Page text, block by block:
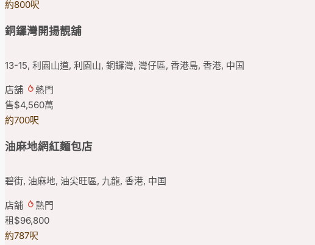
約800呎
銅鑼灣開揚靚舖
13-15, 利園山道, 利園山, 銅鑼灣, 灣仔區, 香港島, 香港, 中国
店舖
熱門
售$4,560萬
約700呎
油麻地網紅麵包店
碧街, 油麻地, 油尖旺區, 九龍, 香港, 中国
店舖
熱門
租 $96,800
約787呎